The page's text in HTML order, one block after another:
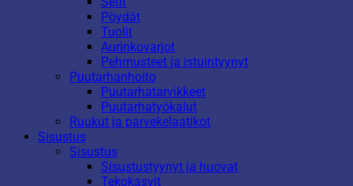
Pöydät
Tuolit
Aurinkovarjot
Pehmusteet ja istuintyynyt
Puutarhanhoito
Puutarhatarvikkeet
Puutarhatyökalut
Ruukut ja parvekelaatikot
Sisustus
Sisustus
Sisustustyynyt ja huovat
Tekokasvit